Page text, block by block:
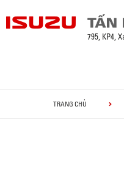
795, KP4,
TRANG CHỦ